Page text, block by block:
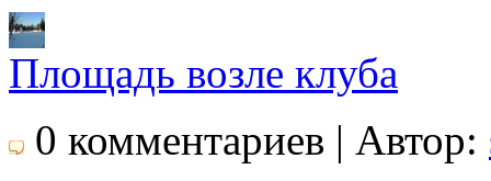
Площадь возле клуба
0 комментариев | Автор: